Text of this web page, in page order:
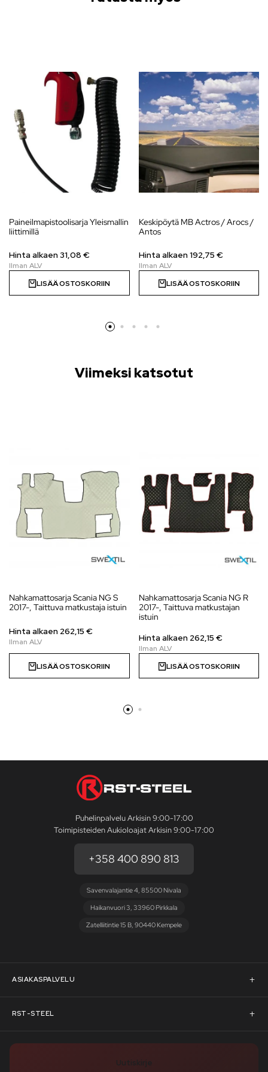
Paineilmapistoolisarja Yleismallin
liittimillä
Hinta alkaen31,08 €
LISÄÄ OSTOSKORIIN
Keskipöytä MB Actros / Arocs /
Antos
Hinta alkaen 192,75 €
LISÄÄ OSTOSKORIIN
Viimeksi katsotut
Nahkamattosarja Scania NG S
2017-, Taittuva matkustaja istuin
Hinta alkaen 262,15 €
LISÄÄ OSTOSKORIIN
Nahkamattosarja Scania NG R
2017-, Taittuva matkustajan
istuin
Hinta alkaen 262,15 €
LISÄÄ OSTOSKORIIN
Puhelinpalvelu Arkisin 9:00-17:00
Toimipisteiden Aukioloajat Arkisin 9:00-17:00
+358 400 890 813
Savenvalajantie 4, 85500 Nivala
Haikanvuori 3, 33960 Pirkkala
Zatelliitintie 15 B, 90440 Kempele
ASIAKASPALVELU
Asiakaspalvelu
Pyydä tarjous
RST-STEEL
RST-Steelin tarina
Uutiskirje